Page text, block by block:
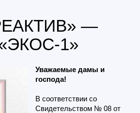
—
1»
Уважаемые дамы и
господа!
В соответствии со
Свидетельством № 08 от